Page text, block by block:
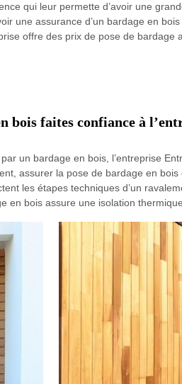
qui leur permette d’avoir une
une assurance d’un bardage en
offre des prix de pose de
bois faites confiance à
un bardage en bois, l’entreprise
assurer la pose de bardage en
les étapes techniques d’un
en bois assure une isolation thermique.